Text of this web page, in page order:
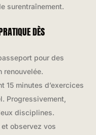
surentraînement.
DÈS
pour des
renouvelée.
15 minutes d’exercices
Progressivement,
disciplines.
observez vos